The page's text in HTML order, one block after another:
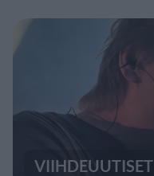
VIIHDEUUTISET